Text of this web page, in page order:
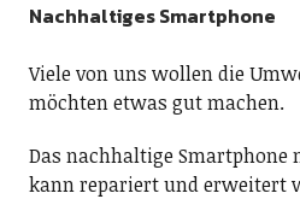
Nachhaltiges Smartphone
Viele von uns wollen die
möchten etwas gut machen.
Das nachhaltige Smartphone
kann repariert und erweitert